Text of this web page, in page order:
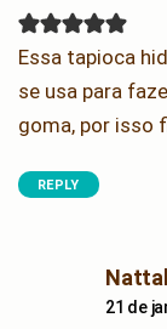
Essa tapioca
se usa para
goma, por isso
REPLY
21 de